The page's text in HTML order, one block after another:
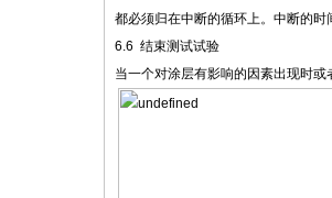
都必须归在中断的循环上。中断的
6.6 结束测试试验
当一个对涂层有影响的因素出现时